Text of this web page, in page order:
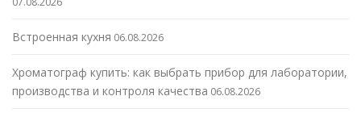
Встроенная кухня 06.08.2026
Хроматограф купить: как выбрать прибор для лаборатории,
производства и контроля качества 06.08.2026